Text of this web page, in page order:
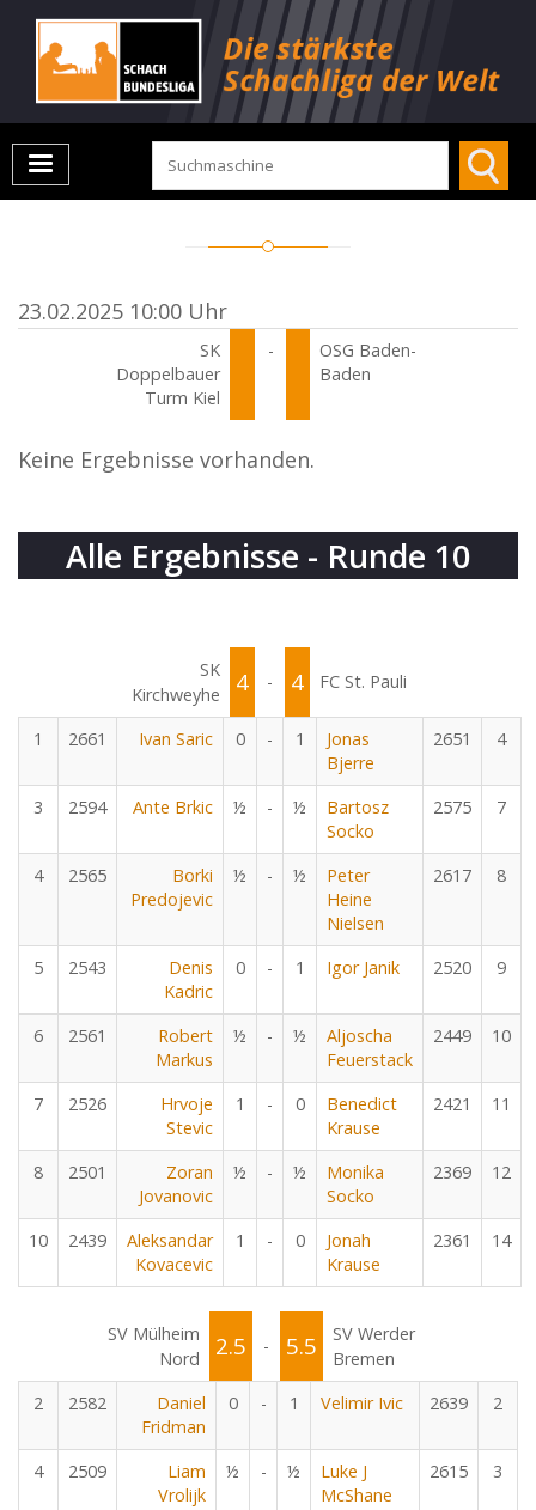
23.02.2025 10:00 Uhr
SK
Doppelbauer
Turm Kiel
-
OSG Baden-
Baden
Keine Ergebnisse vorhanden.
Alle Ergebnisse - Runde 10
SK
Kirchweyhe
4 - 4 FC St. Pauli
1 2661 Ivan Saric 0 - 1
Jonas
Bjerre
2651 4
3 2594 Ante Brkic ½ - ½
Bartosz
Socko
2575 7
4 2565
Borki
Predojevic
½ - ½
Peter
Heine
Nielsen
2617 8
5 2543
Denis
Kadric
0 - 1 Igor Janik 2520 9
6 2561
Robert
Markus
½ - ½
Aljoscha
Feuerstack
2449 10
7 2526
Hrvoje
Stevic
1 - 0
Benedict
Krause
2421 11
8 2501
Zoran
Jovanovic
½ - ½
Monika
Socko
2369 12
10 2439
Aleksandar
Kovacevic
1 - 0
Jonah
Krause
2361 14
SV Mülheim
Nord
2.5 - 5.5
SV Werder
Bremen
2
2582
Daniel
Fridman
0 - 1 Velimir Ivic 2639 2
4 2509
Liam
Vrolijk
½ - ½
Luke J
McShane
2615 3